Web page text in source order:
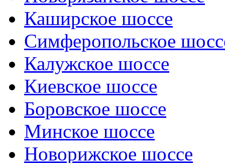
Каширское шоссе
Симферопольское
Калужское шоссе
Киевское шоссе
Боровское шоссе
Минское шоссе
Новорижское шоссе